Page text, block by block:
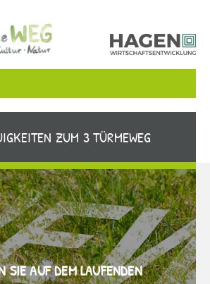
ZUM 3 TÜRMEWEG
SIE AUF DEM LAUFENDEN